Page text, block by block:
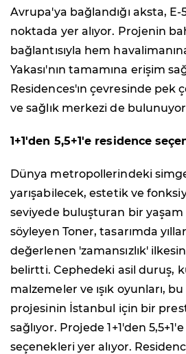
Avrupa'ya bağlandığı aksta, E-
noktada yer alıyor. Projenin
bağlantısıyla hem
Yakası'nın tamamına erişim
Residences'ın çevresinde pek
ve sağlık merkezi de
1+1'den 5,5+1'e residence
Dünya metropollerindeki
yarışabilecek, estetik ve
seviyede buluşturan bir yaşam
söyleyen Toner, tasarımda
değerlenen 'zamansızlık'
belirtti. Cephedeki asil duruş,
malzemeler ve ışık oyunları,
projesinin İstanbul için bir
sağlıyor. Projede 1+1'den
seçenekleri yer alıyor.